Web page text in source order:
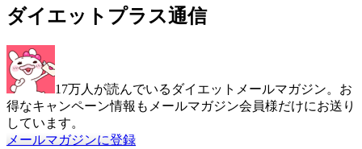
ダイエットプラス通信
17万人が読んでいるダイエットメールマガジン。お
得なキャンペーン情報もメールマガジン会員様だけにお送り
しています。
メールマガジンに登録